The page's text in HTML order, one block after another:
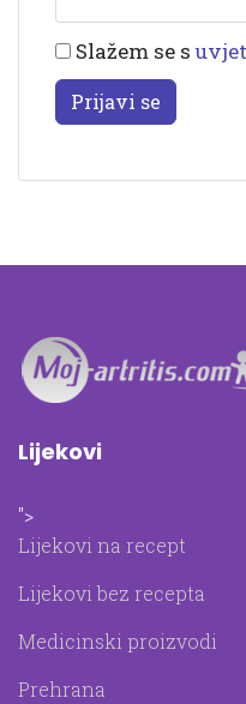
Slažem se s
Prijavi se
Lijekovi
">
Lijekovi na recept
Lijekovi bez recepta
Medicinski proizvodi
Prehrana